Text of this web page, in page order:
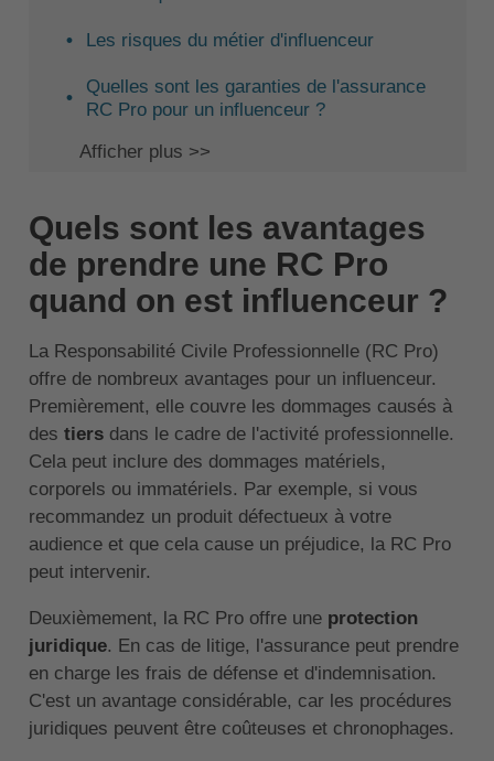
Les risques du métier d'influenceur
Quelles sont les garanties de l'assurance
RC Pro pour un influenceur ?
Afficher plus >>
Quels sont les avantages
de prendre une RC Pro
quand on est influenceur ?
La Responsabilité Civile Professionnelle (RC Pro)
offre de nombreux avantages pour un influenceur.
Premièrement, elle couvre les dommages causés à
des tiersdans le cadre de l'activité professionnelle.
Cela peut inclure des dommages matériels,
corporels ou immatériels. Par exemple, si vous
recommandez un produit défectueux à votre
audience et que cela cause un préjudice, la RC Pro
peut intervenir.
Deuxièmement, la RC Pro offre une protection
juridique. En cas de litige, l'assurance peut prendre
en charge les frais de défense et d'indemnisation.
C'est un avantage considérable, car les procédures
juridiques peuvent être coûteuses et chronophages.